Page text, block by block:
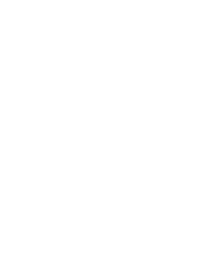
chính là màn hình. Zenbook 14 Q407iq cũng không
lượng rất tốt, với độ phủ màu 90% sRGB và 67%
kế 2D và chỉnh sửa ảnh. Độ sáng 300 nits cũng